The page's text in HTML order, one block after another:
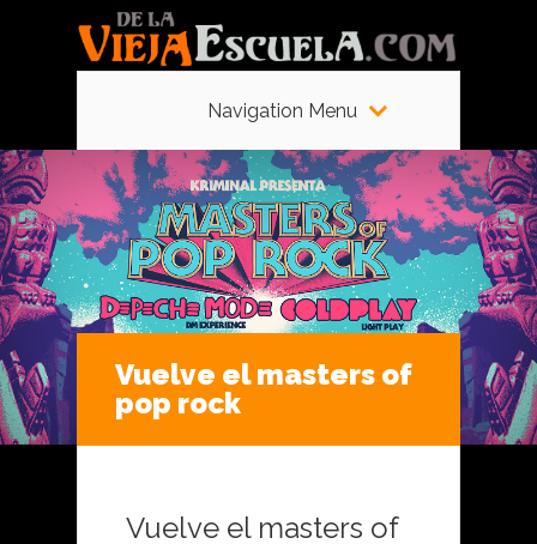
Navigation Menu
Vuelve el masters of
pop rock
Vuelve el masters of